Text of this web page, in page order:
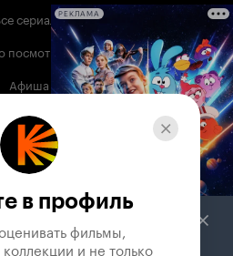
сериалы
посмотреть
Афиша
Музыка
поддержки
РЕКЛАМА
в профиль
фильмы,
и не только